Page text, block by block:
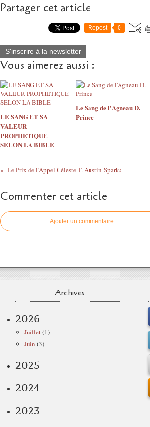
Partager cet article
Repost 0
S'inscrire à la newsletter
Vous aimerez aussi :
LE SANG ET SA
VALEUR
PROPHETIQUE
SELON LA BIBLE
Le Sang de l'Agneau D.
Prince
Le Prix de l’Appel Céleste T. Austin-Sparks
Commenter cet article
Ajouter un commentaire
Archives
2026
Juillet(1)
Juin (3)
2025
2024
2023